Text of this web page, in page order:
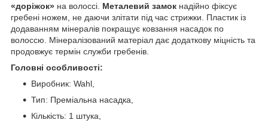
«доріжок» на волоссі. Металевий замок надійно фіксує
гребені ножем, не даючи злітати під час стрижки. Пластик із
додаванням мінералів покращує ковзання насадок по
волоссю. Мінералізований матеріал дає додаткову міцність та
продовжує термін служби гребенів.
Головні особливості:
Виробник: Wahl,
Тип: Преміальна насадка,
Кількість: 1 штука,